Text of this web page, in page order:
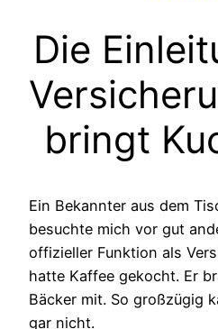
Die
bringt
Ein Bekannter aus dem
besuchte mich vor gut
offizieller Funktion als
hatte Kaffee gekocht. Er
Bäcker mit. So großzügig
gar nicht.